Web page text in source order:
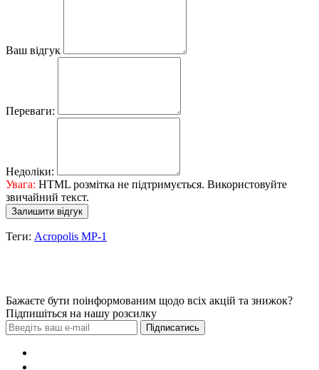
Ваш відгук
Переваги:
Недоліки:
Увага: HTML розмітка не підтримується. Використовуйте
звичайний текст.
Залишити відгук
Теги: Acropolis МР-1
Бажаєте бути поінформованим щодо всіх акцій та знижок?
Підпишіться на нашу розсилку
Підписатись